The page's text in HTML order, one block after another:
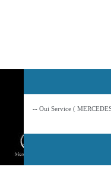
-- Oui Service (